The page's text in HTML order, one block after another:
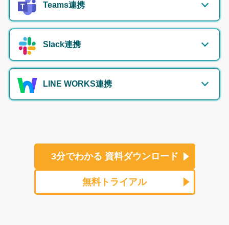
Teams連携
Slack連携
LINE WORKS連携
3分でわかる 資料ダウンロード
無料トライアル